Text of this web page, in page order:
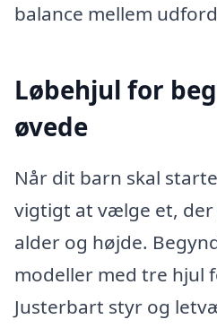
balance mellem
Løbehjul for
øvede
Når dit barn skal
vigtigt at vælge et, der
alder og højde.
modeller med tre hjul
Justerbart styr og